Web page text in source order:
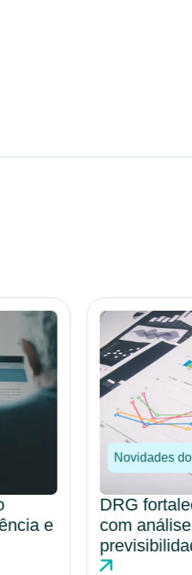
Grupo
gestão hospitalar
estruturada e maior